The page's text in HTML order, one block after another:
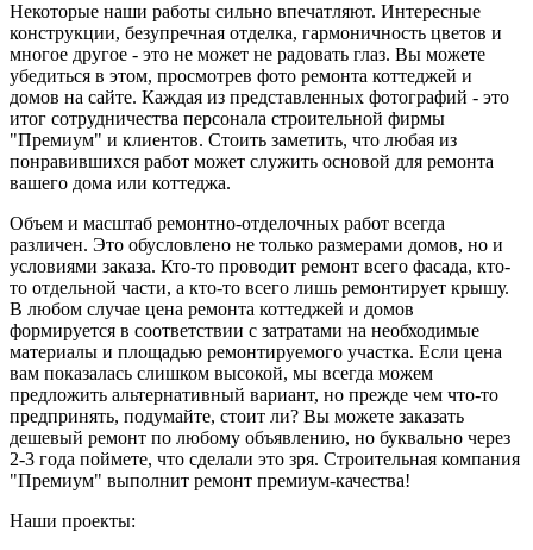
Некоторые наши работы сильно впечатляют. Интересные
конструкции, безупречная отделка, гармоничность цветов и
многое другое - это не может не радовать глаз. Вы можете
убедиться в этом, просмотрев фото ремонта коттеджей и
домов на сайте. Каждая из представленных фотографий - это
итог сотрудничества персонала строительной фирмы
"Премиум" и клиентов. Стоить заметить, что любая из
понравившихся работ может служить основой для ремонта
вашего дома или коттеджа.
Объем и масштаб ремонтно-отделочных работ всегда
различен. Это обусловлено не только размерами домов, но и
условиями заказа. Кто-то проводит ремонт всего фасада, кто-
то отдельной части, а кто-то всего лишь ремонтирует крышу.
В любом случае цена ремонта коттеджей и домов
формируется в соответствии с затратами на необходимые
материалы и площадью ремонтируемого участка. Если цена
вам показалась слишком высокой, мы всегда можем
предложить альтернативный вариант, но прежде чем что-то
предпринять, подумайте, стоит ли? Вы можете заказать
дешевый ремонт по любому объявлению, но буквально через
2-3 года поймете, что сделали это зря. Строительная компания
"Премиум" выполнит ремонт премиум-качества!
Наши проекты: